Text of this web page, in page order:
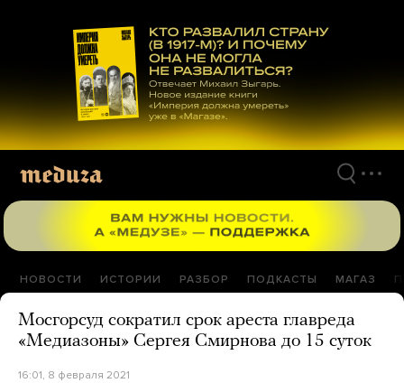
материалам
НОВОСТИ ИСТОРИИ РАЗБОР ПОДКАСТЫ МАГАЗ
Мосгорсуд сократил срок ареста главреда
«Медиазоны» Сергея Смирнова до 15 суток
16:01, 8 февраля 2021